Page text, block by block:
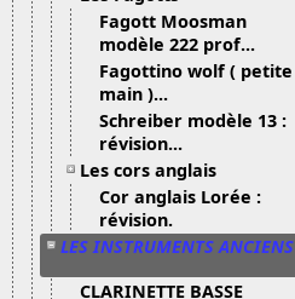
Fagott Moosman
modèle 222 prof...
Fagottino wolf ( petite
main )...
Schreiber modèle 13 :
révision...
Les cors anglais
Cor anglais Lorée :
révision.
LES INSTRUMENTS ANCIENS
CLARINETTE BASSE